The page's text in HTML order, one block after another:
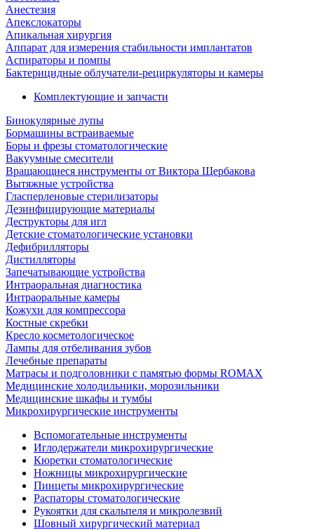
Анестезия
Апекслокаторы
Апикальная хирургия
Аппарат для измерения стабильности имплантатов
Аспираторы и помпы
Бактерицидные облучатели-рециркуляторы и камеры
Комплектующие и запчасти
Бинокулярные лупы
Бормашины встраиваемые
Боры и фрезы стоматологические
Вакуумные смесители
Вращающиеся инструменты от Виктора Щербакова
Вытяжные устройства
Гласперленовые стерилизаторы
Дезинфицирующие материалы
Деструкторы для игл
Детские стоматологические установки
Дефибрилляторы
Дистилляторы
Запечатывающие устройства
Интраоральная диагностика
Интраоральные камеры
Кожухи для компрессора
Костные скребки
Кресло косметологическое
Лампы для отбеливания зубов
Лечебные препараты
Матрасы и подголовники с памятью формы ROMAX
Медицинские холодильники, морозильники
Медицинские шкафы и тумбы
Микрохирургические инструменты
Вспомогательные инструменты
Иглодержатели микрохирургические
Кюретки стоматологические
Ножницы микрохирургические
Пинцеты микрохирургические
Распаторы стоматологические
Рукоятки для скальпеля и микролезвий
Шовный хирургический материал